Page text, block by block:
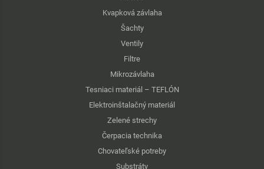
Kvapková závlaha
Šachty
Ventily
Filtre
Mikrozávlaha
Tesniaci materiál – TEFLÓN
Elektroinštalačný materiál
Zelené strechy
Čerpacia technika
Chovateľské potreby
Substráty